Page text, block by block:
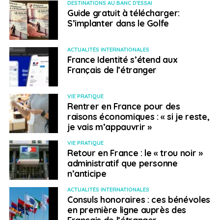
plus de 14 jours, et fournir un test PCR négatif (un test
doit être également fourni pour le retour en France). Un
motif impérieux reste obligatoire pour les personnes
non vaccinées.
L’Ouganda, où la situation sanitaire était plutôt stable
a annoncé le 7 décembre, avoir détecté des
contaminations au variant Omicron chez une dizaine
de voyageurs arrivant de cinq pays différents (2% des
Ougandais sont entièrement immunisés). La
République démocratique du Congo(RDC) dont le
gouvernement traverse des moments troubles
(accusation de corruption au sommet de l’état, etc.)
paraît avoir d’autres priorités que la vaccination anti-
Covid, qui demeure très peu prisée. Pourtant, l’épidémie
semble reprendre un peu d’ampleur dans le pays et,
face à la menace du variant Omicron, des patrouilles
mixtes police-armée font, depuis le 5 décembre,
DESTINATIONS AU BANC D'ESSAI
Guide gratuit à télécharger:
S’implanter dans le Golfe
ACTUALITÉS INTERNATIONALES
France Identité s’étend aux
Français de l’étranger
VIE PRATIQUE
Rentrer en France pour des
raisons économiques : « si je reste,
je vais m’appauvrir »
VIE PRATIQUE
Retour en France : le « trou noir »
administratif que personne
n’anticipe
ACTUALITÉS INTERNATIONALES
Consuls honoraires : ces bénévoles
en première ligne auprès des